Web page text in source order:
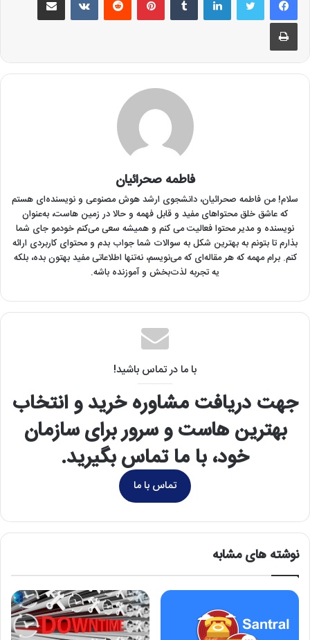
چاپ
فاطمه صحرائیان
سلام! من فاطمه صحرائیان‌، دانشجوی ارشد هوش مصنوعی و نویسنده‌ای هستم
که عاشق خلق محتواهای مفید و قابل فهمه و حالا در زمین هاست، به‌عنوان
نویسنده و مدیر محتوا فعالیت می کنم و همیشه سعی می‌کنم خودمو جای شما
بذارم تا بتونم به بهترین شکل به سوالات شما جواب بدم و محتوای کاربردی ارائه
کنم. برام مهمه که هر مقاله‌ای که می‌نویسم، نه‌تنها اطلاعاتی مفید بهتون بده، بلکه
یه تجربه لذت‌بخش و آموزنده باشه.
با ما در تماس باشید!
جهت دریافت مشاوره خرید و انتخاب
بهترین هاست و سرور برای سازمان
خود، با ما تماس بگیرید.
تماس با ما
نوشته های مشابه